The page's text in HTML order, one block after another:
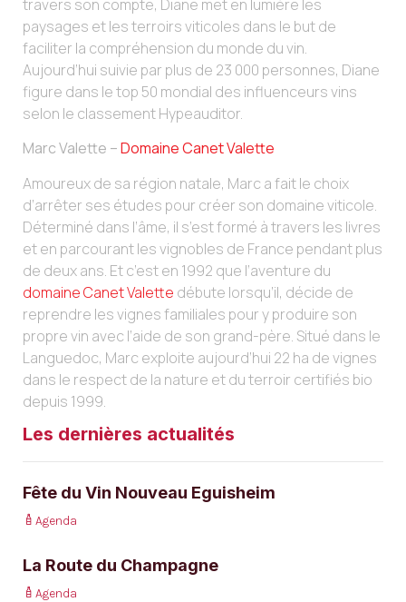
travers son compte, Diane met en lumière les
paysages et les terroirs viticoles dans le but de
faciliter la compréhension du monde du vin.
Aujourd’hui suivie par plus de 23 000 personnes, Diane
figure dans le top 50 mondial des influenceurs vins
selon le classement Hypeauditor.
Marc Valette –Domaine Canet Valette
Amoureux de sa région natale, Marc a fait le choix
d’arrêter ses études pour créer son domaine viticole.
Déterminé dans l’âme, il s’est formé à travers les livres
et en parcourant les vignobles de France pendant plus
de deux ans. Et c’est en 1992 que l’aventure du
domaine Canet Valette débute lorsqu’il, décide de
reprendre les vignes familiales pour y produire son
propre vin avec l’aide de son grand-père. Situé dans le
Languedoc, Marc exploite aujourd’hui 22 ha de vignes
dans le respect de la nature et du terroir certifiés bio
depuis 1999.
Les dernières actualités
Fête du Vin Nouveau Eguisheim
Agenda
La Route du Champagne
Agenda